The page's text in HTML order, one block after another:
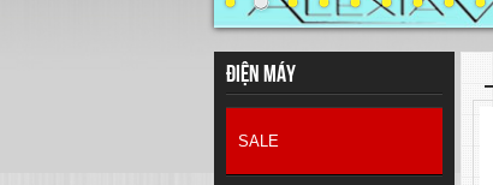
Điện máy
SALE